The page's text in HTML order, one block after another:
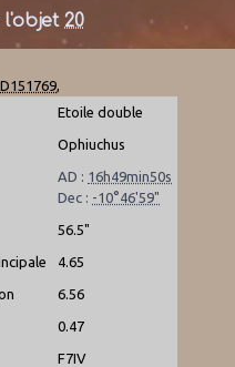
l'objet20
Etoile double
Ophiuchus
AD : 16h49min50s
Dec : -10°46'59"
56.5"
4.65
6.56
0.47
F7IV